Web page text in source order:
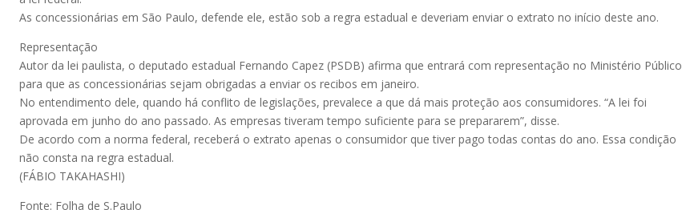
As concessionárias em São Paulo, defende ele, estão sob a regra estadual e deveriam enviar o extrato no início deste ano.
Representação
Autor da lei paulista, o deputado estadual Fernando Capez (PSDB) afirma que entrará com representação no Ministério Público
para que as concessionárias sejam obrigadas a enviar os recibos em janeiro.
No entendimento dele, quando há conflito de legislações, prevalece a que dá mais proteção aos consumidores. “A lei foi
aprovada em junho do ano passado. As empresas tiveram tempo suficiente para se prepararem”, disse.
De acordo com a norma federal, receberá o extrato apenas o consumidor que tiver pago todas contas do ano. Essa condição
não consta na regra estadual.
(FÁBIO TAKAHASHI)
Fonte: Folha de S.Paulo